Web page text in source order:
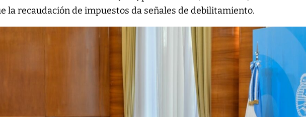
la recaudación de impuestos da señales de debilitamiento.